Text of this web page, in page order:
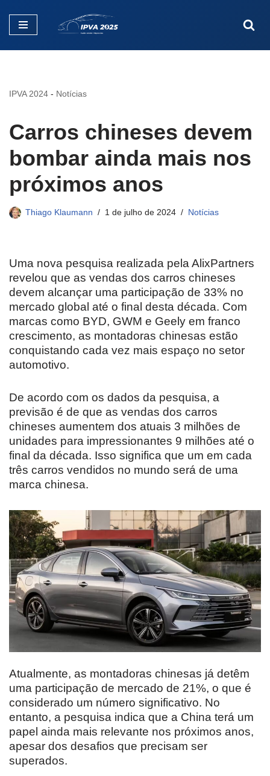
Pular
IPVA 2024 - Notícias
Carros chineses devem
bombar ainda mais nos
próximos anos
Thiago Klaumann 1 de julho de 2024 Notícias
Uma nova pesquisa realizada pela AlixPartners
revelou que as vendas dos carros chineses
devem alcançar uma participação de 33% no
mercado global até o final desta década. Com
marcas como BYD, GWM e Geely em franco
crescimento, as montadoras chinesas estão
conquistando cada vez mais espaço no setor
automotivo.
De acordo com os dados da pesquisa, a
previsão é de que as vendas dos carros
chineses aumentem dos atuais 3 milhões de
unidades para impressionantes 9 milhões até o
final da década. Isso significa que um em cada
três carros vendidos no mundo será de uma
marca chinesa.
Atualmente, as montadoras chinesas já detêm
uma participação de mercado de 21%, o que é
considerado um número significativo. No
entanto, a pesquisa indica que a China terá um
papel ainda mais relevante nos próximos anos,
apesar dos desafios que precisam ser
superados.